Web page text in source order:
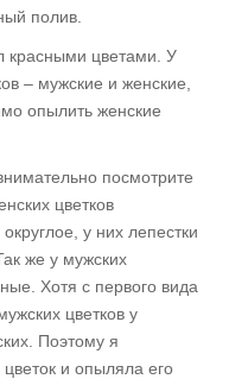
полив.
красными цветами. У
– мужские и женские,
опылить женские
посмотрите
цветков
у них лепестки
же у мужских
Хотя с первого вида
цветков у
Поэтому я
и опыляла его